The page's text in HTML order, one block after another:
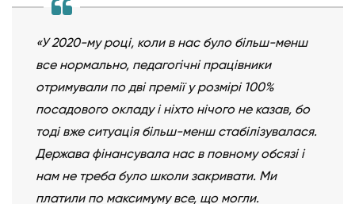
«У 2020-му році, коли в нас було більш-менш
все нормально, педагогічні працівники
отримували по дві премії у розмірі 100%
посадового окладу і ніхто нічого не казав, бо
тоді вже ситуація більш-менш стабілізувалася.
Держава фінансувала нас в повному обсязі і
нам не треба було школи закривати. Ми
платили по максимуму все, що могли.